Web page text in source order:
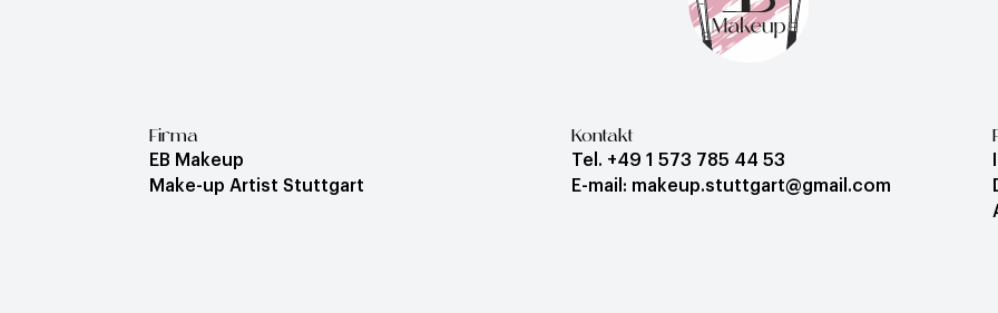
Firma
EB Makeup
Make-up Artist Stuttgart
Kontakt
Tel. +49 1 573 785 44 53
E-mail: makeup.stuttgart@gmail.com